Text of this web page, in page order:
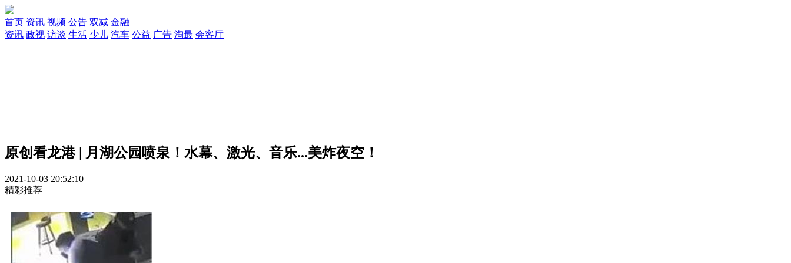
首页 资讯 视频 公告 双减 金融
资讯 政视 访谈 生活 少儿 汽车 公益 广告 淘最 会客厅
原创看龙港 | 月湖公园喷泉！水幕、激光、音乐...美炸夜空！
2021-10-03 20:52:10
精彩推荐